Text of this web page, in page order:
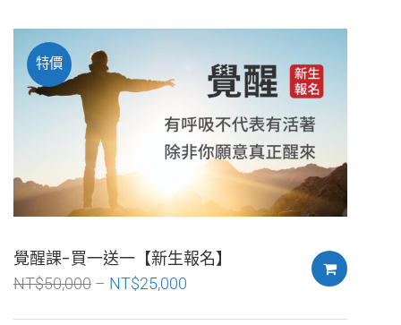
特價
覺醒課-買一送一【新生報名】
NT$50,000 NT$25,000